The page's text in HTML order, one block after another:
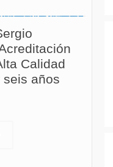
Calidad
seis años